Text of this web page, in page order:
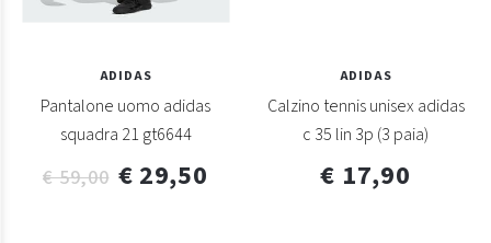
ADIDAS
Pantalone uomo adidas
squadra 21 gt6644
€ 59,00 € 29,50
ADIDAS
Calzino tennis unisex adidas
c 35 lin 3p (3 paia)
€ 17,90